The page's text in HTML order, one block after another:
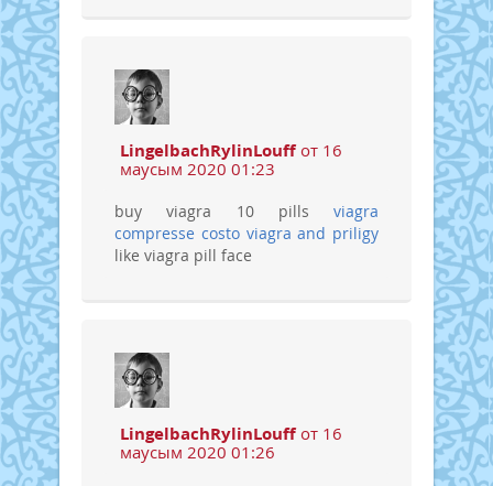
LingelbachRylinLouffот 16
маусым 2020 01:23
buy viagra 10 pills viagra
compresse costo viagra and priligy
like viagra pill face
LingelbachRylinLouffот 16
маусым 2020 01:26